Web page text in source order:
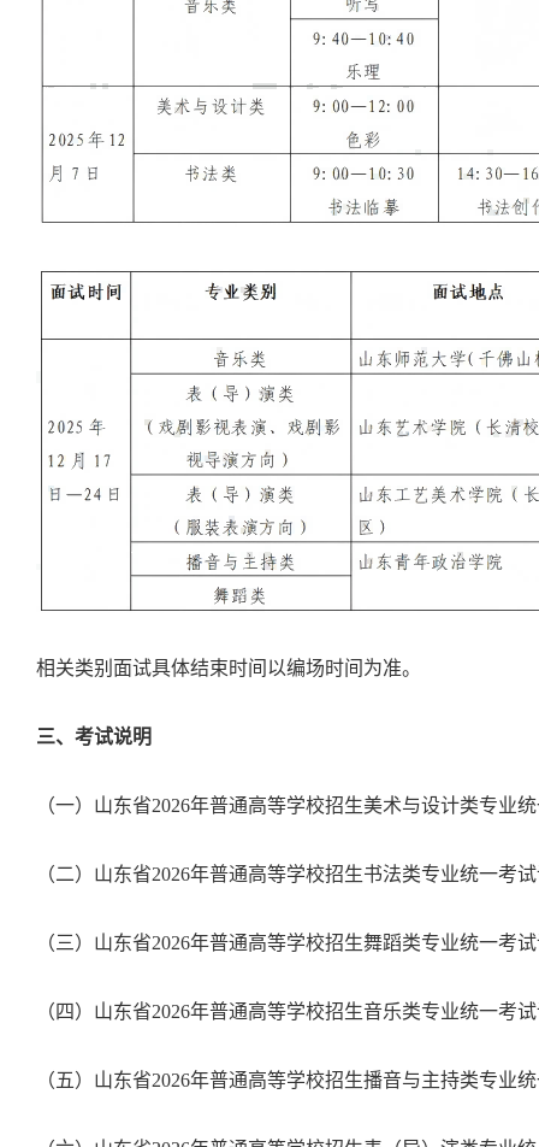
相关类别面试具体结束时间以编场时间为准。
三、考试说明
（一）山东省2026年普通高等学校招生美术与设计类专业
（二）山东省2026年普通高等学校招生书法类专业统一考
（三）山东省2026年普通高等学校招生舞蹈类专业统一考
（四）山东省2026年普通高等学校招生音乐类专业统一考
（五）山东省2026年普通高等学校招生播音与主持类专业